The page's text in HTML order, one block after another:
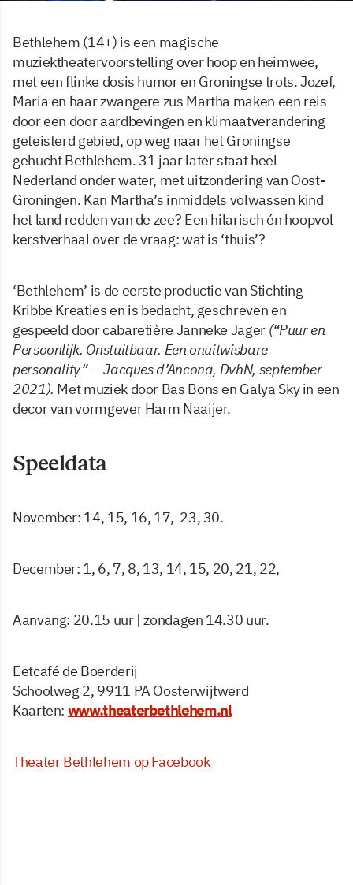
Bethlehem (14+) is een magische
muziektheatervoorstelling over hoop en heimwee,
met een flinke dosis humor en Groningse trots. Jozef,
Maria en haar zwangere zus Martha maken een reis
door een door aardbevingen en klimaatverandering
geteisterd gebied, op weg naar het Groningse
gehucht Bethlehem. 31 jaar later staat heel
Nederland onder water, met uitzondering van Oost-
Groningen. Kan Martha’s inmiddels volwassen kind
het land redden van de zee? Een hilarisch én hoopvol
kerstverhaal over de vraag: wat is ‘thuis’?
‘Bethlehem’ is de eerste productie van Stichting
Kribbe Kreaties en is bedacht, geschreven en
gespeeld door cabaretière Janneke Jager (“Puur en
Persoonlijk. Onstuitbaar. Een onuitwisbare
personality” – Jacques d’Ancona, DvhN, september
2021). Met muziek door Bas Bons en Galya Sky in een
decor van vormgever Harm Naaijer.
Speeldata
November: 14, 15, 16, 17, 23, 30.
December: 1, 6, 7, 8, 13, 14, 15, 20, 21, 22,
Aanvang: 20.15 uur | zondagen 14.30 uur.
Eetcafé de Boerderij
Schoolweg 2, 9911 PA Oosterwijtwerd
Kaarten: www.theaterbethlehem.nl
Theater Bethlehem op Facebook